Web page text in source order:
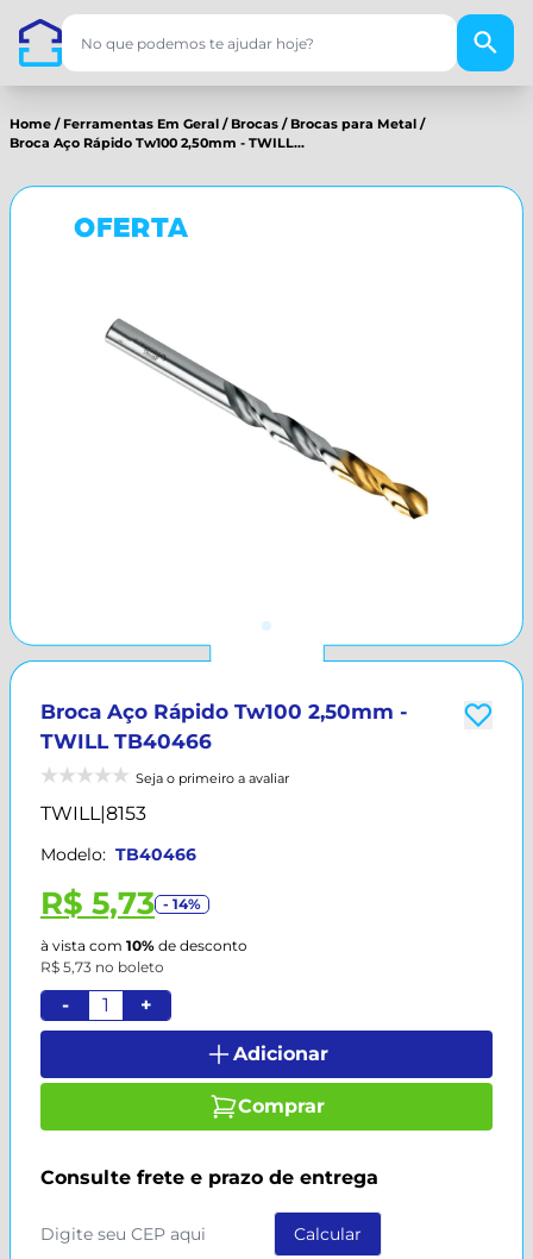
Home / Ferramentas Em Geral / Brocas / Brocas para Metal /
Broca Aço Rápido Tw100 2,50mm - TWILL...
Broca Aço Rápido Tw100 2,50mm -
TWILL TB40466
Seja o primeiro a avaliar
TWILL|8153
Modelo: TB40466
R$ 5,73 - 14%
à vista com 10% de desconto
R$ 5,73 no boleto
- +
Adicionar
Comprar
Consulte frete e prazo de entrega